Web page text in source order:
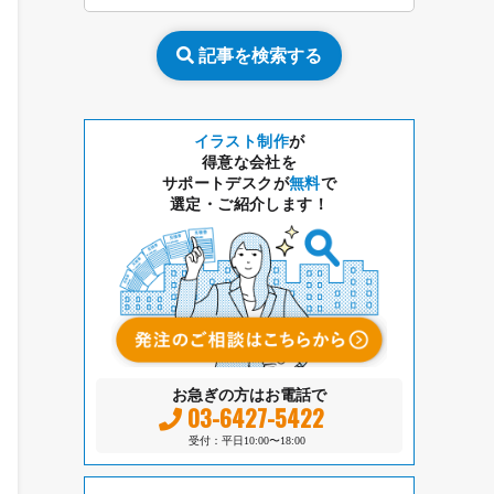
記事を検索する
イラスト制作が
得意な会社を
サポートデスクが無料で
選定・ご紹介します！
お急ぎの方はお電話で
03-6427-5422
受付：平日10:00〜18:00